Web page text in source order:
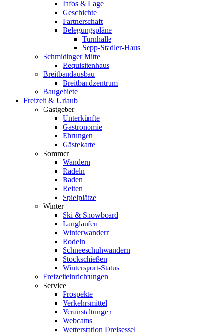
Infos & Lage
Geschichte
Partnerschaft
Belegungspläne
Turnhalle
Sepp-Stadler-Haus
Schmidinger Mitte
Requisitenhaus
Breitbandausbau
Breitbandzentrum
Baugebiete
Freizeit & Urlaub
Gastgeber
Unterkünfte
Gastronomie
Ehrungen
Gästekarte
Sommer
Wandern
Radeln
Baden
Reiten
Spielplätze
Winter
Ski & Snowboard
Langlaufen
Winterwandern
Rodeln
Schneeschuhwandern
Stockschießen
Wintersport-Status
Freizeit­einrichtungen
Service
Prospekte
Verkehrsmittel
Veranstaltungen
Webcams
Wetterstation Dreisessel